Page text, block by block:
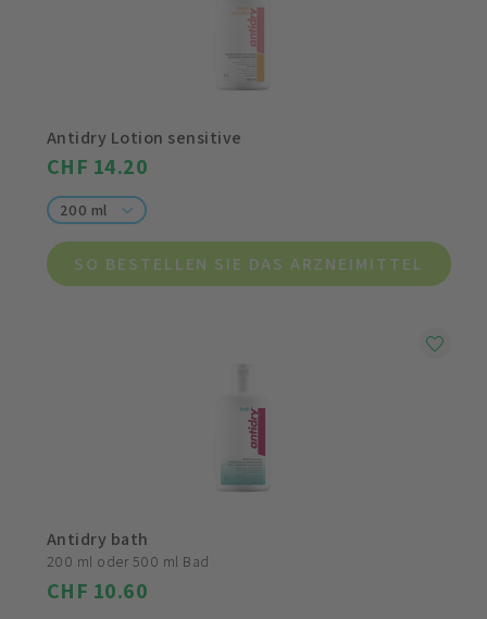
Antidry Lotion sensitive
CHF 14.20
200 ml
SO BESTELLEN SIE DAS ARZNEIMITTEL
Antidry bath
200 ml oder 500 ml Bad
CHF 10.60